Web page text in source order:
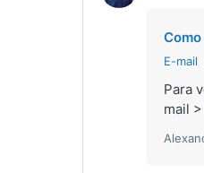
E-mail
Para
mail